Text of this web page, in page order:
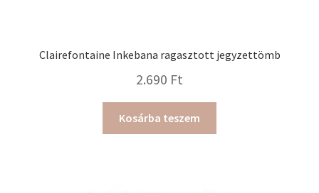
Clairefontaine Inkebana ragasztott jegyzettömb
2.690 Ft
Kosárba teszem